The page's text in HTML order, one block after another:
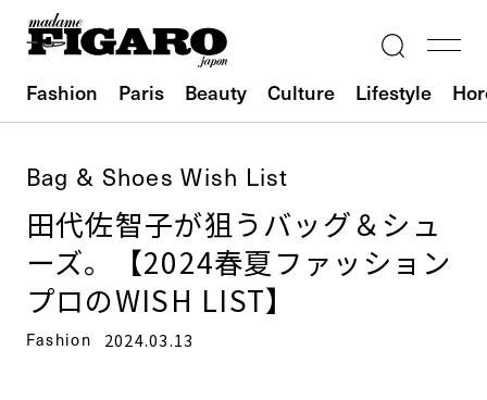
Fashion Paris Beauty Culture Lifestyle
Bag & Shoes Wish List
田代佐智子が狙うバッグ＆シュ
ーズ。【2024春夏ファッション
プロのWISH LIST】
Fashion 2024.03.13